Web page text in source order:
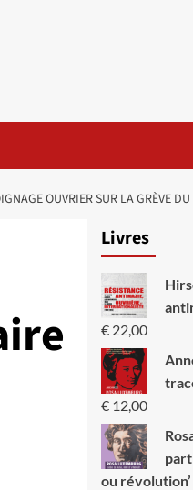
OUVRIER SUR LA GRÈVE DU
Livres
€22,00
€12,00
ou révolution’